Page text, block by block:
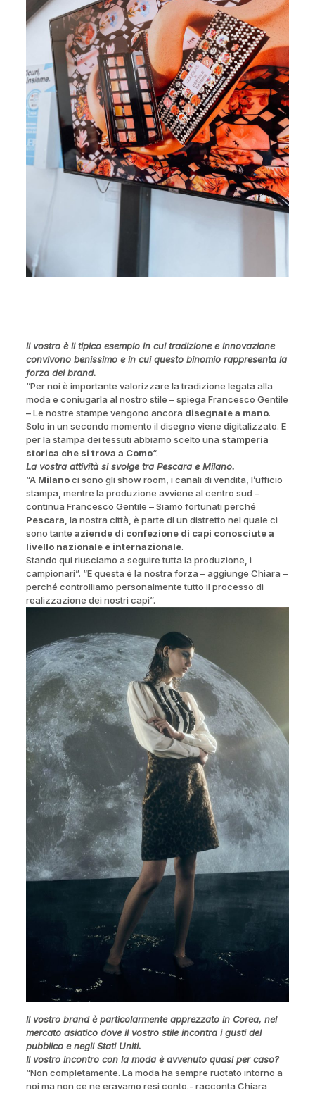
ll vostro è il tipico esempio in cui tradizione e innovazione
convivono benissimo e in cui questo binomio rappresenta la
forza del brand.
“Per noi è importante valorizzare la tradizione legata alla
moda e coniugarla al nostro stile – spiega Francesco Gentile
– Le nostre stampe vengono ancora disegnate a mano.
Solo in un secondo momento il disegno viene digitalizzato. E
per la stampa dei tessuti abbiamo scelto una stamperia
storica che si trova a Como“.
La vostra attività si svolge tra Pescara e Milano.
“A Milanoci sono gli show room, i canali di vendita, l’ufficio
stampa, mentre la produzione avviene al centro sud –
continua Francesco Gentile – Siamo fortunati perché
Pescara , la nostra città, è parte di un distretto nel quale ci
sono tante aziende di confezione di capi conosciute a
livello nazionale e internazionale.
Stando qui riusciamo a seguire tutta la produzione, i
campionari”. “E questa è la nostra forza – aggiunge Chiara –
perché controlliamo personalmente tutto il processo di
realizzazione dei nostri capi”.
ll vostro brand è particolarmente apprezzato in Corea, nel
mercato asiatico dove il vostro stile incontra i gusti del
pubblico e negli Stati Uniti.
Il vostro incontro con la moda è avvenuto quasi per caso?
“Non completamente. La moda ha sempre ruotato intorno a
noi ma non ce ne eravamo resi conto.- racconta Chiara